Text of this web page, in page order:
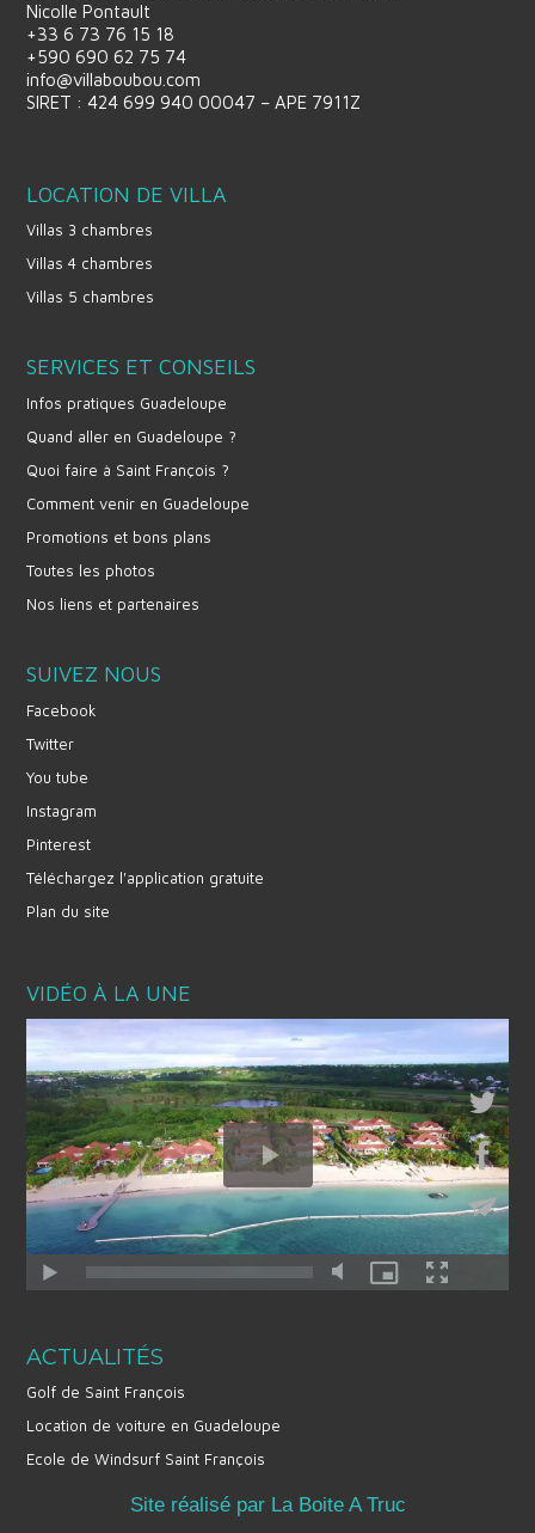
Nicolle Pontault
+33 6 73 76 15 18
+590 690 62 75 74
info@villaboubou.com
SIRET : 424 699 940 00047 – APE 7911Z
LOCATION DE VILLA
Villas 3 chambres
Villas 4 chambres
Villas 5 chambres
SERVICES ET CONSEILS
Infos pratiques Guadeloupe
Quand aller en Guadeloupe ?
Quoi faire à Saint François ?
Comment venir en Guadeloupe
Promotions et bons plans
Toutes les photos
Nos liens et partenaires
SUIVEZ NOUS
Facebook
Twitter
You tube
Instagram
Pinterest
Téléchargez l'application gratuite
Plan du site
VIDÉO À LA UNE
ACTUALITÉS
Golf de Saint François
Location de voiture en Guadeloupe
Ecole de Windsurf Saint François
Site réalisé par La Boite A Truc